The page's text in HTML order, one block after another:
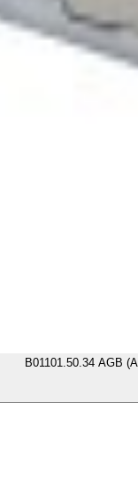
B01101.50.34 AGB